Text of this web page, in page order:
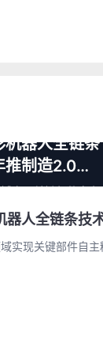
机器人全链条
制造2.0产
实现关键部件自主
年初将推出高度自
器人全链条技
线
实现关键部件自主